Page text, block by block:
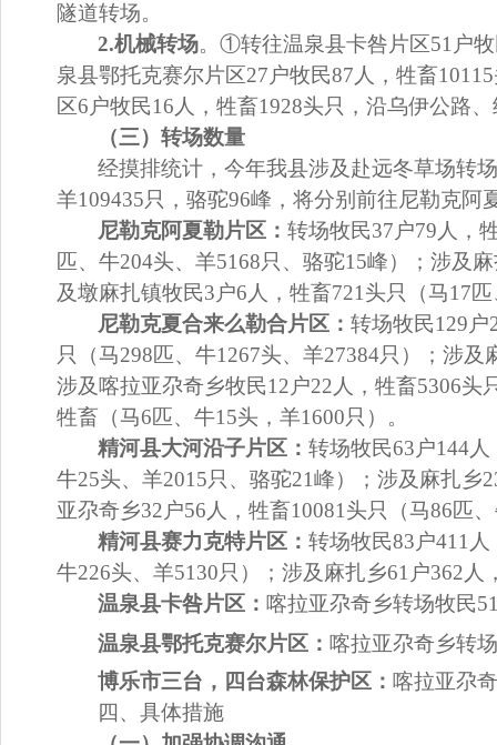
隧道转场。
2.机械转场。①转往温泉县卡咎片区51 户
泉县鄂托克赛尔片区27 户牧民87 人，牲畜10115
区6 户牧民16 人，牲畜1928头只，沿乌伊公路
（三）转场数量
经摸排统计，今年我县涉及赴远冬草场转
羊109435只，骆驼96峰，将分别前往尼勒克阿
尼勒克阿夏勒片区：转场牧民37 户79 人，
匹、牛204头、羊5168只、骆驼15峰）；涉及
及墩麻扎镇牧民3 户6 人，牲畜721 头只（马17
尼勒克夏合来么勒合片区：转场牧民129 户
只（马298匹、牛1267头、羊27384只）；涉及
涉及喀拉亚尕奇乡牧民12 户22 人，牲畜5306头
牲畜（马6匹、牛15头，羊1600只） 。
精河县大河沿子片区：转场牧民63 户144人
牛25头、羊2015只、骆驼21峰）；涉及麻扎乡
亚尕奇乡32 户56 人，牲畜10081 头只（马86匹
精河县赛力克特片区：转场牧民83 户411
牛226头、羊5130只）；涉及麻扎乡61 户362 人
温泉县卡咎片区： 喀拉亚尕奇乡转场牧民
温泉县鄂托克赛尔片区： 喀拉亚尕奇乡转
博乐市三台，四台森林保护区： 喀拉亚尕
四、具体措施